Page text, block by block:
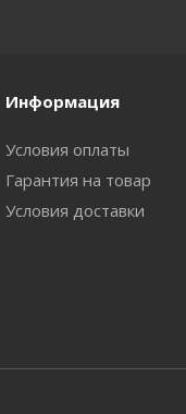
Информация
Условия оплаты
Гарантия на товар
Условия доставки